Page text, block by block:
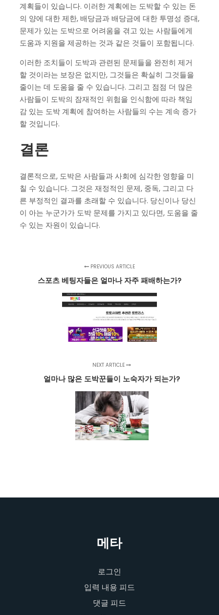
계획들이 있습니다. 이러한 계획에는 도박할 수 있는 돈
의 양에 대한 제한, 배당금과 배당금에 대한 투명성 증대,
문제가 있는 도박으로 어려움을 겪고 있는 사람들에게
도움과 지원을 제공하는 것과 같은 것들이 포함됩니다.
이러한 조치들이 도박과 관련된 문제들을 완전히 제거
할 것이라는 보장은 없지만, 그것들은 확실히 그것들을
줄이는 데 도움을 줄 수 있습니다. 그리고 점점 더 많은
사람들이 도박의 잠재적인 위험을 인식함에 따라 책임
감 있는 도박 계획에 참여하는 사람들의 수는 계속 증가
할 것입니다.
결론
결론적으로, 도박은 사람들과 사회에 심각한 영향을 미
칠 수 있습니다. 그것은 재정적인 문제, 중독, 그리고 다
른 부정적인 결과를 초래할 수 있습니다. 당신이나 당신
이 아는 누군가가 도박 문제를 가지고 있다면, 도움을 줄
수 있는 자원이 있습니다.
PREVIOUS ARTICLE
스포츠 베팅자들은 얼마나 자주 패배하는가?
NEXT ARTICLE
얼마나 많은 도박꾼들이 노숙자가 되는가?
메타
로그인
입력 내용 피드
댓글 피드